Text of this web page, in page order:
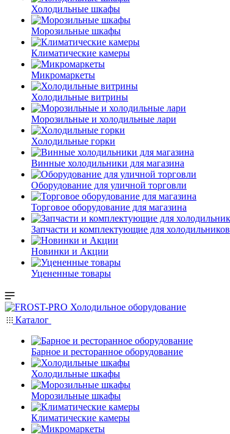
Холодильные шкафы
Морозильные шкафы
Климатические камеры
Микромаркеты
Холодильные витрины
Морозильные и холодильные лари
Холодильные горки
Винные холодильники для магазина
Оборудование для уличной торговли
Торговое оборудование для магазина
Запчасти и комплектующие для холодильников
Новинки и Акции
Уцененные товары
Каталог
Барное и ресторанное оборудование
Холодильные шкафы
Морозильные шкафы
Климатические камеры